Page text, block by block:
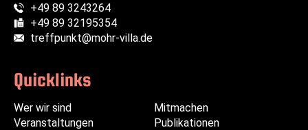
Telefon:
+49 89 3243264
Fax:
+49 89 32195354
E-Mail:
treffpunkt@mohr-villa.de
Quicklinks
überspringen
Wer wir sind
Veranstaltungenüberspringen
Mitmachen
Publikationen